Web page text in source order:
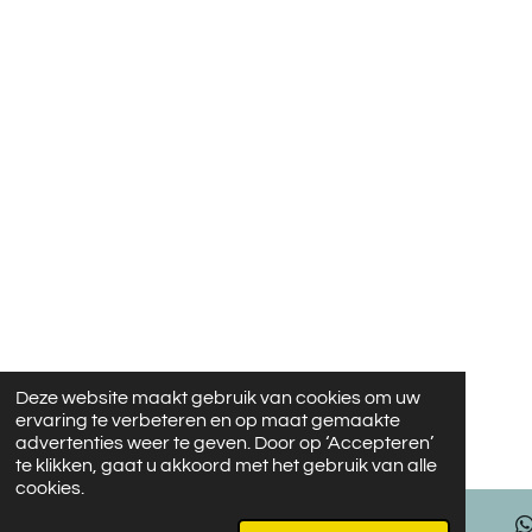
Deze website maakt gebruik van cookies om uw
ervaring te verbeteren en op maat gemaakte
advertenties weer te geven. Door op ‘Accepteren’
te klikken, gaat u akkoord met het gebruik van alle
cookies.